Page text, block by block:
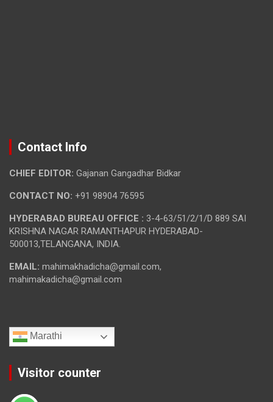
Contact Info
CHIEF EDITOR: Gajanan Gangadhar Bidkar
CONTACT NO: +91 98904 76595
HYDERABAD BUREAU OFFICE : 3-4-63/51/2/1/D 889 SAI
KRISHNA NAGAR RAMANTHAPUR HYDERABAD-
500013,TELANGANA, INDIA.
EMAIL: mahimakhadicha@gmail.com,
mahimakadicha@gmail.com
Marathi
Visitor counter